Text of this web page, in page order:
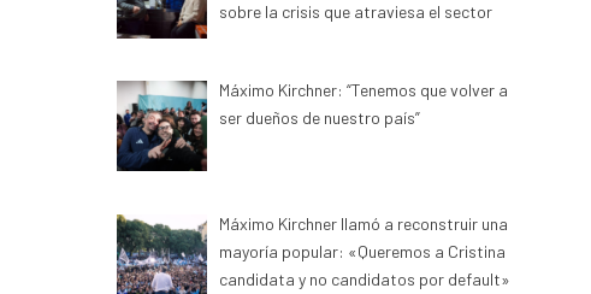
sobre la crisis que atraviesa el sector
Máximo Kirchner: “Tenemos que volver a
ser dueños de nuestro país”
Máximo Kirchner llamó a reconstruir una
mayoría popular: «Queremos a Cristina
candidata y no candidatos por default»